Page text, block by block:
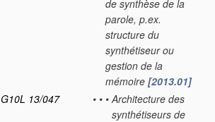
de synthèse de la
parole, p.ex.
structure du
synthétiseur ou
gestion de la
mémoire [2013.01]
G10L 13/047
• • • Architecture des
synthétiseurs de